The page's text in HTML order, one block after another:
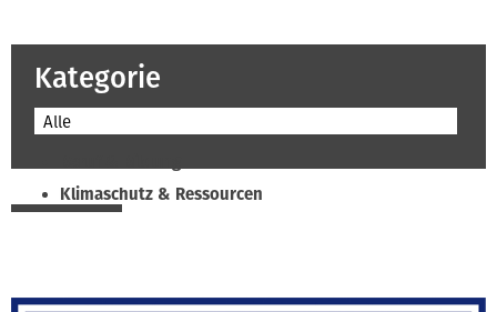
Kategorie
Alle
Klimaschutz & Ressourcen